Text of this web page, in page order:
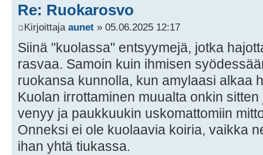
Re: Ruokarosvo
Kirjoittaja aunet » 05.06.2025 12:17
Siinä "kuolassa" entsyymejä, jotka
rasvaa. Samoin kuin ihmisen
ruokansa kunnolla, kun amylaasi alkaa
Kuolan irrottaminen muualta onkin
venyy ja paukkuukin uskomattomiin
Onneksi ei ole kuolaavia koiria, vaikka
ihan yhtä tiukassa.